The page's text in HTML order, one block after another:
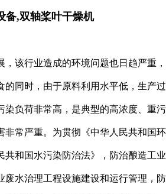
备,双轴桨叶干燥机
，该行业造成的环境问题也日趋严重，
的同时，由于原料利用水平低，生产过
染负荷非常高，是典型的高浓度、重污
非常严重。为贯彻《中华人民共和国环
共和国水污染防治法》，防治酿造工业
废水治理工程设施建设和运行管理，防